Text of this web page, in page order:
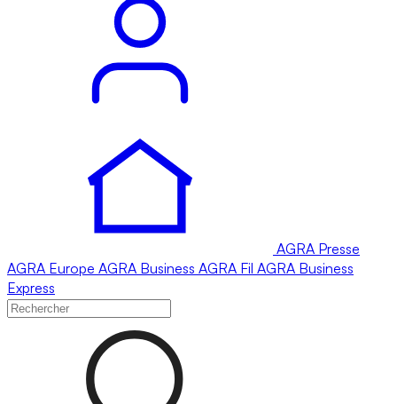
AGRA Presse
AGRA Europe AGRA Business AGRA Fil AGRA Business
Express